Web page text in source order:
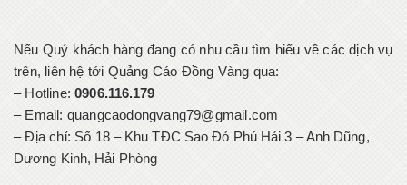
Nếu Quý khách hàng đang có nhu cầu tìm hiểu về các dịch vụ
trên, liên hệ tới Quảng Cáo Đồng Vàng qua:
– Hotline:0906.116.179
– Email: quangcaodongvang79@gmail.com
– Địa chỉ:Số 18 – Khu TĐC Sao Đỏ Phú Hải 3 – Anh Dũng,
Dương Kinh, Hải Phòng